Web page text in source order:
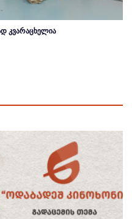
კვარაცხელია